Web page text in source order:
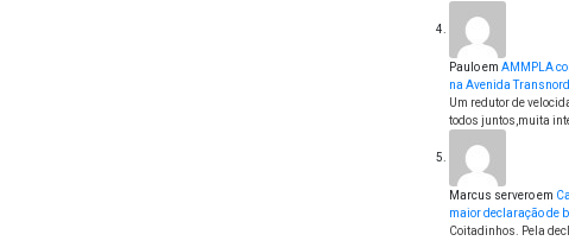
Pauloem AMMPLA
na Avenida
Um redutor de
todos juntos,muita
Marcus serveroem
maior declaração de
Coitadinhos. Pela